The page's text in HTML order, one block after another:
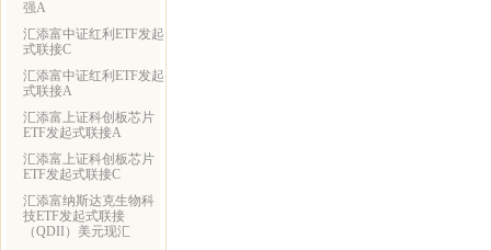
强A
汇添富中证红利ETF发起
式联接C
汇添富中证红利ETF发起
式联接A
汇添富上证科创板芯片
ETF发起式联接A
汇添富上证科创板芯片
ETF发起式联接C
汇添富纳斯达克生物科
技ETF发起式联接
（QDII）美元现汇